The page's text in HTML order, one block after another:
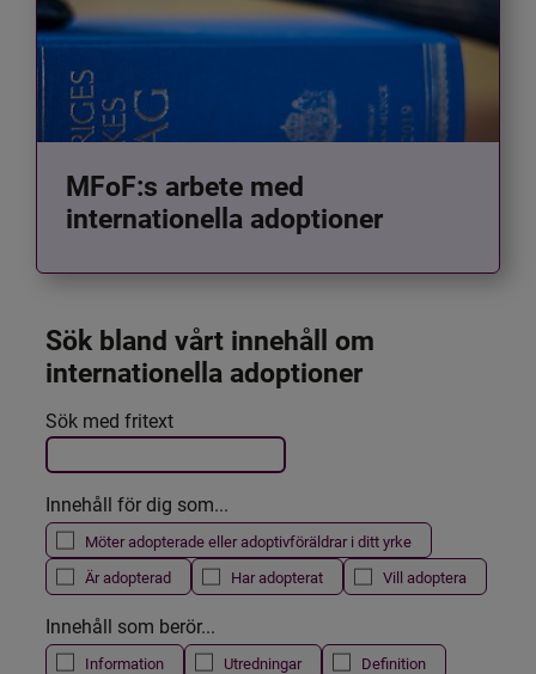
MFoF:s arbete med
internationella adoptioner
Sök bland vårt innehåll om
internationella adoptioner
Filtrera resultatet
Det här formuläret postas automatiskt
Sök med fritext
Innehåll för dig som...
Möter adopterade eller adoptivföräldrar i ditt yrke
Är adopterad
Har adopterat Vill adoptera
Innehåll som berör...
Information Utredningar
Definition